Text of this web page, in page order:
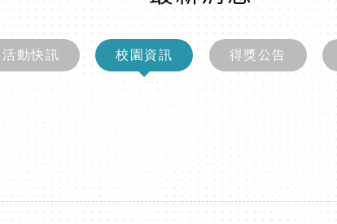
活動快訊 校園資訊 得獎公告